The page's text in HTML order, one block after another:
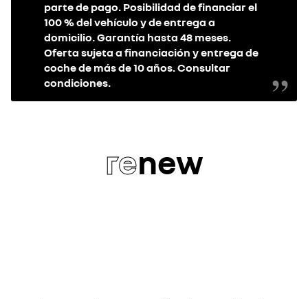
parte de pago. Posibilidad de financiar el
100 % del vehículo y de entrega a
domicilio. Garantía hasta 48 meses.
Oferta sujeta a financiación y entrega de
coche de más de 10 años. Consultar
condiciones.
renew